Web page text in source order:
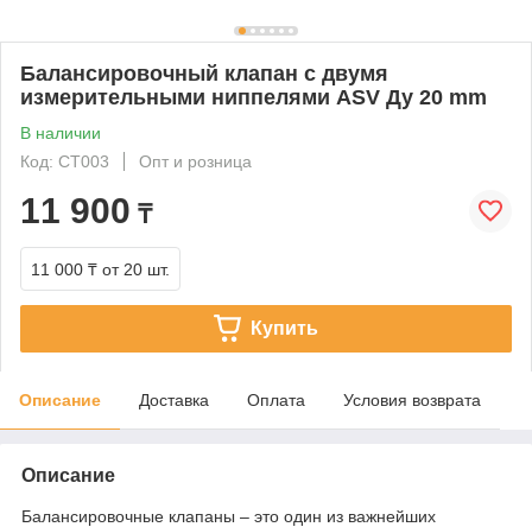
Балансировочный клапан с двумя
измерительными ниппелями ASV Ду 20 mm
В наличии
Код: CT003
Опт и розница
11 900 ₸
11 000 ₸ от 20 шт.
Купить
Описание Доставка Оплата Условия возврата
Описание
Балансировочные клапаны – это один из важнейших